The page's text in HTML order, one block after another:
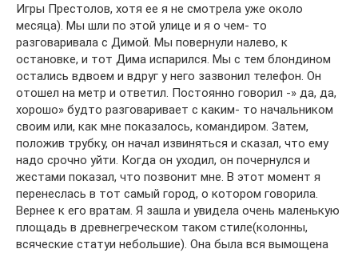
Игры Престолов, хотя ее я не смотрела уже около
месяца). Мы шли по этой улице и я о чем- то
разговаривала с Димой. Мы повернули налево, к
остановке, и тот Дима испарился. Мы с тем блондином
остались вдвоем и вдруг у него зазвонил телефон. Он
отошел на метр и ответил. Постоянно говорил -» да, да,
хорошо» будто разговаривает с каким- то начальником
своим или, как мне показалось, командиром. Затем,
положив трубку, он начал извиняться и сказал, что ему
надо срочно уйти. Когда он уходил, он почернулся и
жестами показал, что позвонит мне. В этот момент я
перенеслась в тот самый город, о котором говорила.
Вернее к его вратам. Я зашла и увидела очень маленькую
площадь в древнегреческом таком стиле(колонны,
всяческие статуи небольшие). Она была вся вымощена